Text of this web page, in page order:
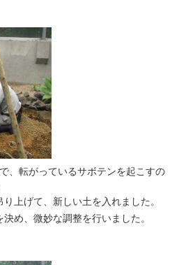
、転がっているサボテンを起こすの
上げて、新しい土を入れました。
め、微妙な調整を行いました。